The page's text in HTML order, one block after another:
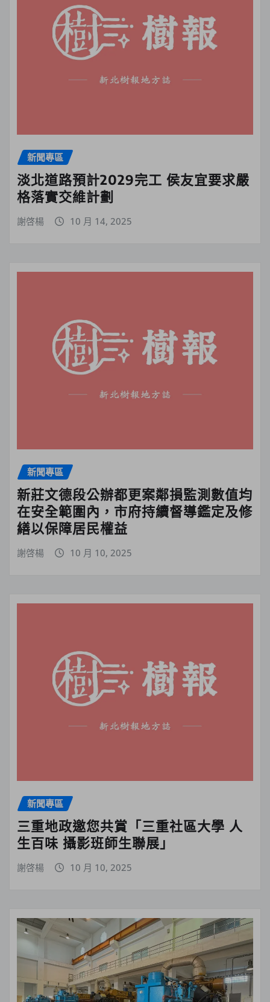
新聞專區
淡北道路預計2029完工 侯友宜要求嚴
格落實交維計劃
謝啓楊 10 月 14, 2025
新聞專區
新莊文德段公辦都更案鄰損監測數值均
在安全範圍內，市府持續督導鑑定及修
繕以保障居民權益
謝啓楊 10 月 10, 2025
新聞專區
三重地政邀您共賞「三重社區大學 人
生百味 攝影班師生聯展」
謝啓楊 10 月 10, 2025